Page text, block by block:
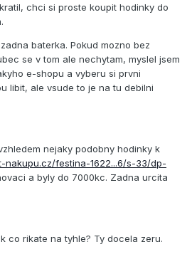
chci si proste koupit hodinky do
baterka. Pokud mozno bez
se v tom ale nechytam, myslel jsem
e-shopu a vyberu si prvni
libit, ale vsude to je na tu debilni
nejaky podobny hodinky k
nakupu.cz/festina-1622...6/s-33/dp-
a byly do 7000kc. Zadna urcita
co rikate na tyhle? Ty docela zeru.